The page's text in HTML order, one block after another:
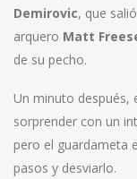
Demirovic, que
arquero Matt
de su pecho.
Un minuto después,
sorprender con un
pero el guardameta
pasos y desviarlo.